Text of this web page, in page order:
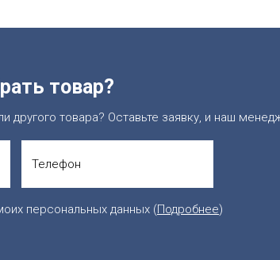
товар?
другого товара? Оставьте заявку, и наш
персональных данных (Подробнее)